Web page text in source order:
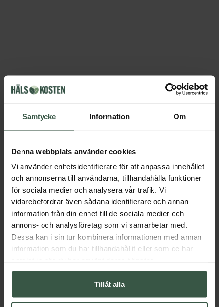
Samtycke Information Om
Denna webbplats använder cookies
Vi använder enhetsidentifierare för att anpassa innehållet
och annonserna till användarna, tillhandahålla funktioner
för sociala medier och analysera vår trafik. Vi
vidarebefordrar även sådana identifierare och annan
information från din enhet till de sociala medier och
annons- och analysföretag som vi samarbetar med.
Dessa kan i sin tur kombinera informationen med annan
information som du har tillhandahållit eller som de har
Tillåt alla